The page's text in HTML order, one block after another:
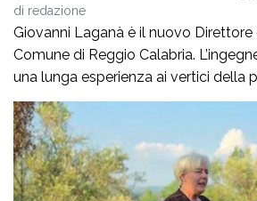
di redazione
Giovanni Laganà è il nuovo Direttore
Comune di Reggio Calabria.
una lunga esperienza ai vertici della
amministrazione e della gestione
Calabria ed in Sicilia. È stato Vice
Anas Sicilia, Capo Compartimento
Direttore generale della Regione
generale della ItalConsult Spa, […]